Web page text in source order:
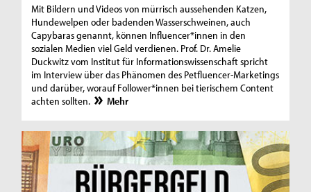
Mit Bildern und Videos von mürrisch aussehenden Katzen,
Hundewelpen oder badenden Wasserschweinen, auch
Capybaras genannt, können Influencer*innen in den
sozialen Medien viel Geld verdienen. Prof. Dr. Amelie
Duckwitz vom Institut für Informationswissenschaft spricht
im Interview über das Phänomen des Petfluencer-Marketings
und darüber, worauf Follower*innen bei tierischem Content
achten sollten.
Mehr